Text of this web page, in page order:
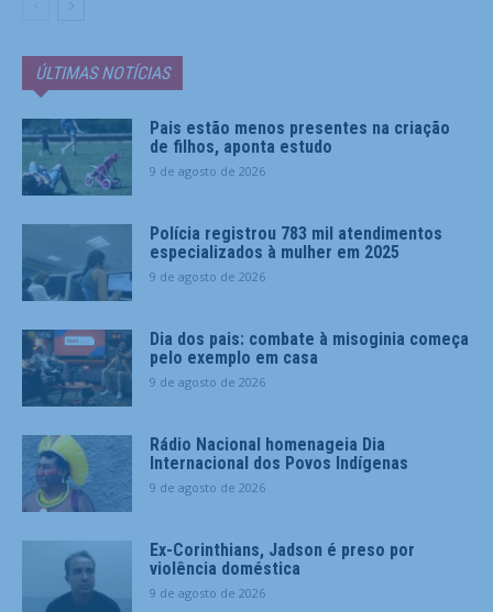
ÚLTIMAS NOTÍCIAS
Pais estão menos presentes na criação
de filhos, aponta estudo
9 de agosto de 2026
Polícia registrou 783 mil atendimentos
especializados à mulher em 2025
9 de agosto de 2026
Dia dos pais: combate à misoginia começa
pelo exemplo em casa
9 de agosto de 2026
Rádio Nacional homenageia Dia
Internacional dos Povos Indígenas
9 de agosto de 2026
Ex-Corinthians, Jadson é preso por
violência doméstica
9 de agosto de 2026